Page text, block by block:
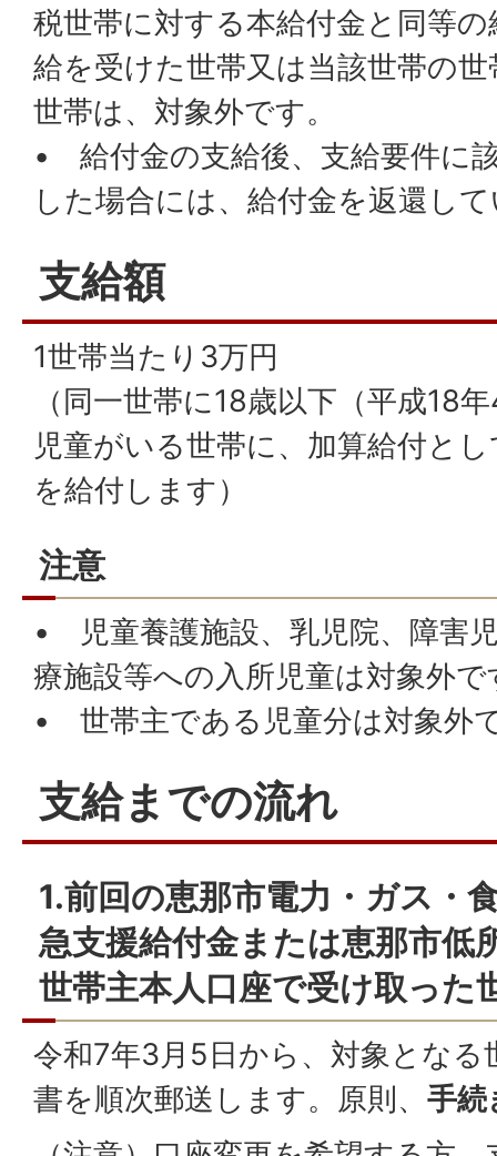
税世帯に対する本給付金と同等
給を受けた世帯又は当該世帯の
世帯は、対象外です。
• 給付金の支給後、支給要件に
した場合には、給付金を返還し
支給額
1世帯当たり3万円
（同一世帯に18歳以下（平成18
児童がいる世帯に、加算給付と
を給付します）
注意
• 児童養護施設、乳児院、障害
療施設等への入所児童は対象外で
• 世帯主である児童分は対象外
支給までの流れ
1.前回の恵那市電力・ガス・
急支援給付金または恵那市低
世帯主本人口座で受け取った
令和7年3月5日から、対象となる
書を順次郵送します。原則、 手続